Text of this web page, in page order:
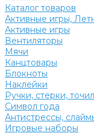
Каталог товаров
Активные игры,
Активные игры
Вентиляторы
Мячи
Канцтовары
Блокноты
Наклейки
Ручки, стерки,
Символ года
Антистрессы,
Игровые наборы